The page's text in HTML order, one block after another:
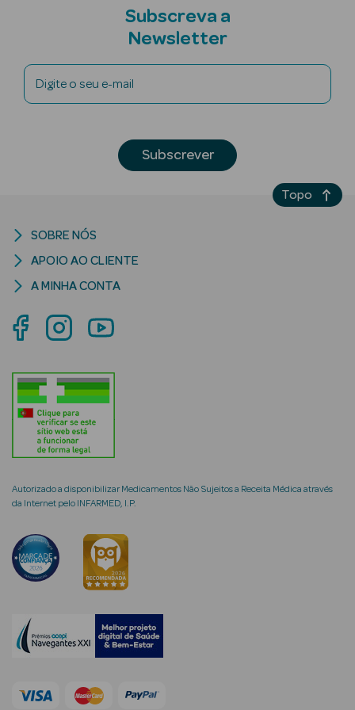
Águas de
Ver Tudo
Coffrets
Mulher
Homem
Subscreva a
Newsletter
Digite o seu e-mail
Subscrever
Autorizado a disponibilizar Medicamentos Não Sujeitos a Receita Médica através
da Internet pelo INFARMED, I.P.
SOBRE NÓS
APOIO AO CLIENTE
A MINHA CONTA
Topo